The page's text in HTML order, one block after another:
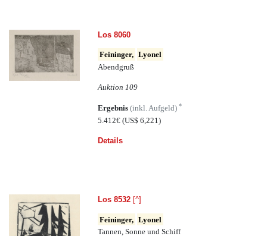
Los 8060
Feininger, Lyonel
Abendgruß
Auktion 109
Ergebnis(inkl. Aufgeld)*
5.412€(US$ 6,221)
Details
Los 8532 [^]
Feininger, Lyonel
Tannen, Sonne und Schiff